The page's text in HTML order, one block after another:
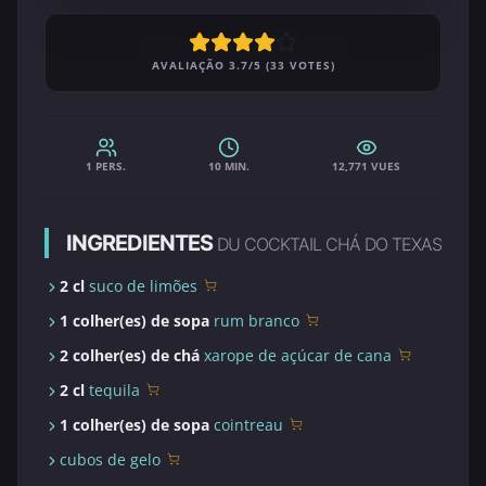
AVALIAÇÃO 3.7/5 (33 VOTES)
1 PERS. 10 MIN. 12,771 VUES
INGREDIENTES DU COCKTAIL CHÁ DO TEXAS
2 cl suco de limões
1 colher(es) de sopa rum branco
2 colher(es) de chá xarope de açúcar de cana
2 cl tequila
1 colher(es) de sopa cointreau
cubos de gelo